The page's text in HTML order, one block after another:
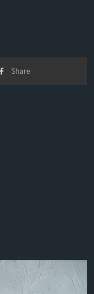
Share